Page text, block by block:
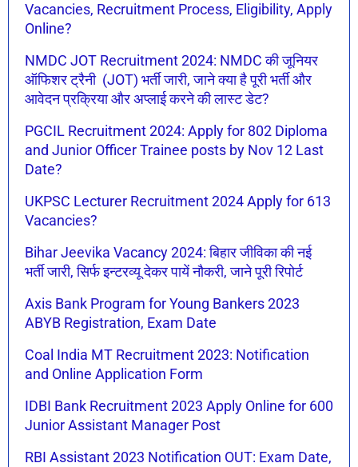
Vacancies, Recruitment Process, Eligibility, Apply
Online?
NMDC JOT Recruitment 2024: NMDC की जूनियर
ऑफिशर ट्रैनी (JOT) भर्ती जारी, जाने क्या है पूरी भर्ती और
आवेदन प्रक्रिया और अप्लाई करने की लास्ट डेट?
PGCIL Recruitment 2024: Apply for 802 Diploma
and Junior Officer Trainee posts by Nov 12 Last
Date?
UKPSC Lecturer Recruitment 2024 Apply for 613
Vacancies?
Bihar Jeevika Vacancy 2024: बिहार जीविका की नई
भर्ती जारी, सिर्फ इन्टरव्यू देकर पायें नौकरी, जाने पूरी रिपोर्ट
Axis Bank Program for Young Bankers 2023
ABYB Registration, Exam Date
Coal India MT Recruitment 2023: Notification
and Online Application Form
IDBI Bank Recruitment 2023 Apply Online for 600
Junior Assistant Manager Post
RBI Assistant 2023 Notification OUT: Exam Date,